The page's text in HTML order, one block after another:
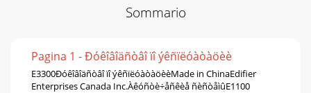
Sommario
Pagina 1 - Ðóêîâîäñòâî ïî ýêñïëóàòàöèè
E3300Ðóêîâîäñòâî ïî ýêñïëóàòàöèèMade in ChinaEdifier
Enterprises Canada Inc.Àêóñòè÷åñêèå ñèñòåìûE1100